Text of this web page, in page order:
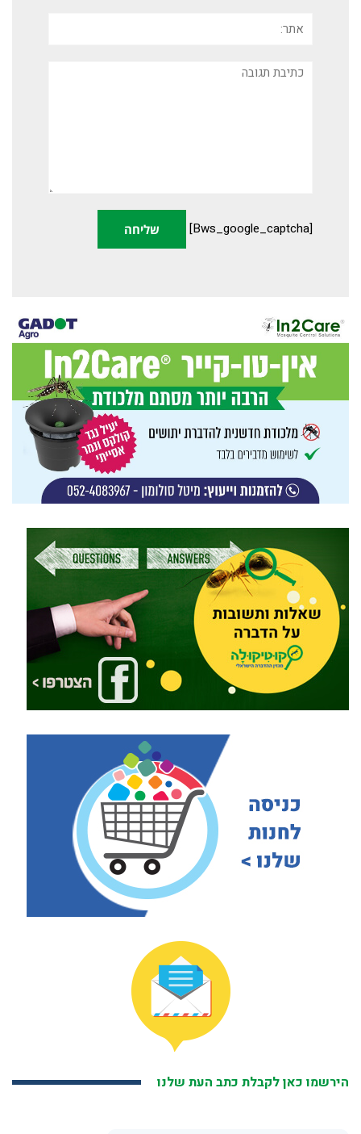
תגובה
[bws_google_captcha]
הירשמו כאן לקבלת כתב העת שלנו